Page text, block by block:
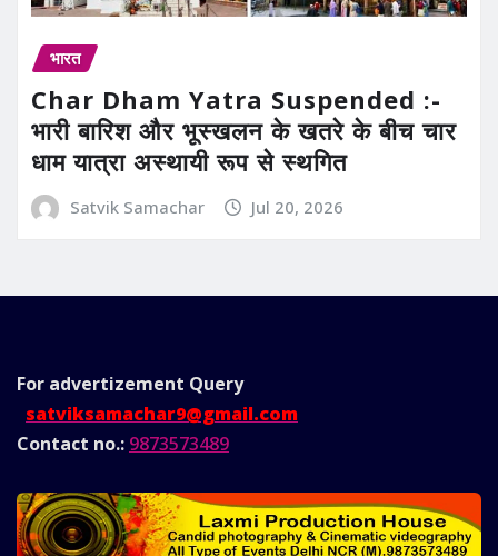
भारत
Char Dham Yatra Suspended :-
भारी बारिश और भूस्खलन के खतरे के बीच चार
धाम यात्रा अस्थायी रूप से स्थगित
Satvik Samachar Jul 20, 2026
For advertizement Query
satviksamachar9@gmail.com
Contact no.: 9873573489